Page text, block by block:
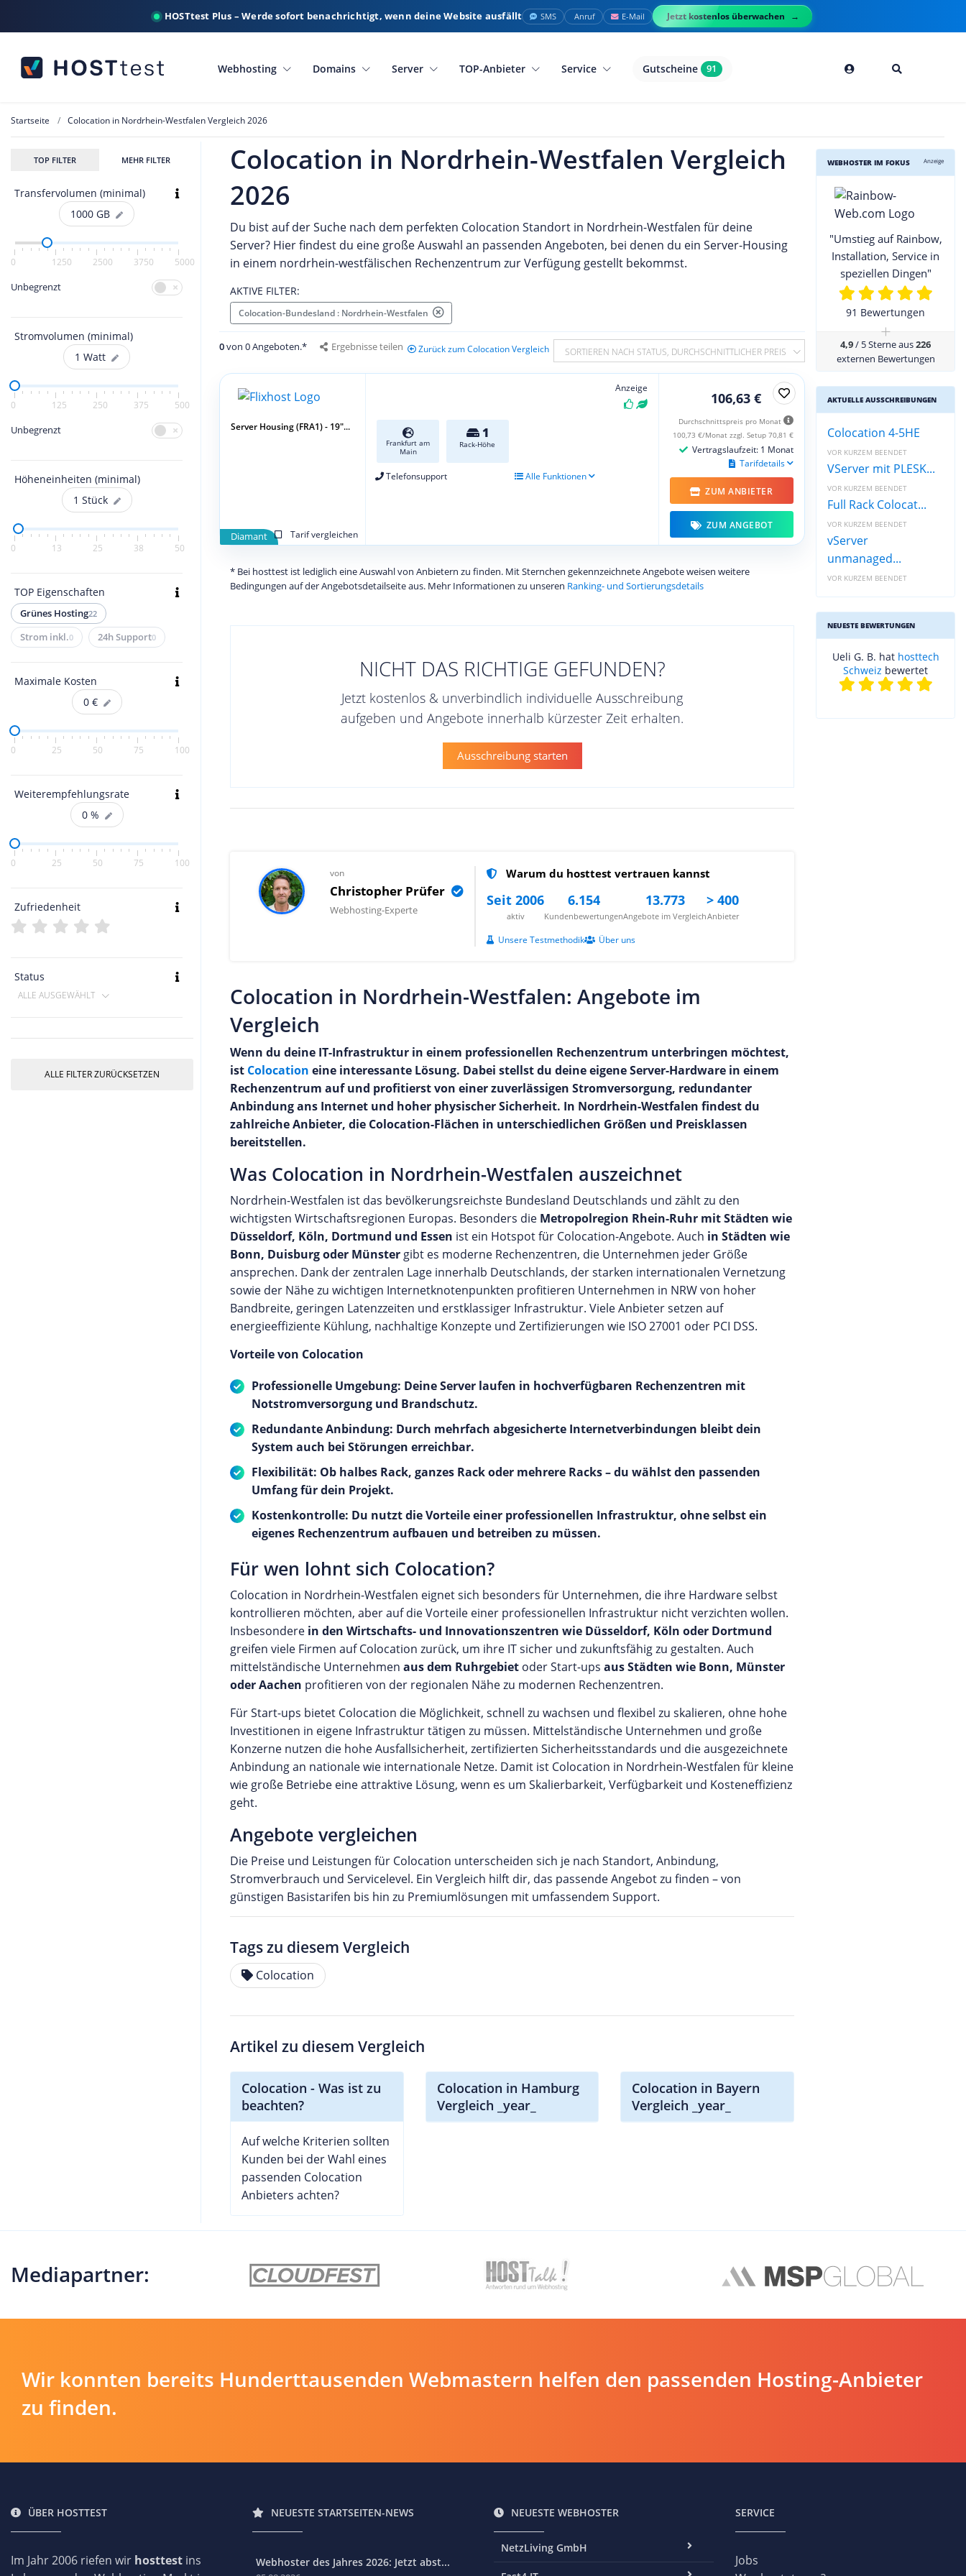
HOSTtest Plus – Werde sofort benachrichtigt, wenn deine Website ausfällt SMS Anruf E-Mail Jetzt kostenlos überwachen
Webhosting Domains Server TOP-Anbieter Service Gutscheine 91
Startseite Colocation in Nordrhein-Westfalen Vergleich 2026
TOP FILTER MEHR FILTER
Transfervolumen (minimal)
1000 GB
0 1250 2500 3750 5000
Unbegrenzt
Stromvolumen (minimal)
1 Watt
0 125 250 375 500
Unbegrenzt
Höheneinheiten (minimal)
1 Stück
0 13 25 38 50
TOP Eigenschaften
Grünes Hosting22
Strom inkl.0 24h Support0
Maximale Kosten
0 €
0 25 50 75 100
Weiterempfehlungsrate
0 %
0 25 50 75 100
Zufriedenheit
Status
ALLE AUSGEWÄHLT
ALLE FILTER ZURÜCKSETZEN
Colocation in Nordrhein-Westfalen Vergleich
2026
Du bist auf der Suche nach dem perfekten Colocation Standort in Nordrhein-Westfalen für deine
Server? Hier findest du eine große Auswahl an passenden Angeboten, bei denen du ein Server-Housing
in einem nordrhein-westfälischen Rechenzentrum zur Verfügung gestellt bekommst.
AKTIVE FILTER:
Colocation-Bundesland : Nordrhein-Westfalen
0von 0 Angeboten.* Ergebnisse teilen Zurück zum Colocation Vergleich SORTIEREN NACH STATUS, DURCHSCHNITTLICHER PREIS
Anzeige
Frankfurt am
Main
1
Rack-Höhe
Telefonsupport Alle Funktionen
Diamant Tarif vergleichen
Server Housing (FRA1) - 19″...
106,63 €
Durchschnittspreis pro Monat
100,73 €/Monat zzgl. Setup 70,81 €
Vertragslaufzeit: 1 Monat
Tarifdetails
ZUM ANBIETER
ZUM ANGEBOT
* Bei hosttest ist lediglich eine Auswahl von Anbietern zu finden. Mit Sternchen gekennzeichnete Angebote weisen weitere
Bedingungen auf der Angebotsdetailseite aus. Mehr Informationen zu unseren Ranking- und Sortierungsdetails
NICHT DAS RICHTIGE GEFUNDEN?
Jetzt kostenlos & unverbindlich individuelle Ausschreibung
aufgeben und Angebote innerhalb kürzester Zeit erhalten.
Ausschreibung starten
von
Christopher Prüfer
Webhosting-Experte
Warum du hosttest vertrauen kannst
Seit 2006
aktiv
6.154
Kundenbewertungen
13.773
Angebote im Vergleich
> 400
Anbieter
Unsere Testmethodik Über uns
Colocation in Nordrhein-Westfalen: Angebote im
Vergleich
Wenn du deine IT-Infrastruktur in einem professionellen Rechenzentrum unterbringen möchtest,
ist Colocation eine interessante Lösung. Dabei stellst du deine eigene Server-Hardware in einem
Rechenzentrum auf und profitierst von einer zuverlässigen Stromversorgung, redundanter
Anbindung ans Internet und hoher physischer Sicherheit. In Nordrhein-Westfalen findest du
zahlreiche Anbieter, die Colocation-Flächen in unterschiedlichen Größen und Preisklassen
bereitstellen.
Was Colocation in Nordrhein-Westfalen auszeichnet
Nordrhein-Westfalen ist das bevölkerungsreichste Bundesland Deutschlands und zählt zu den
wichtigsten Wirtschaftsregionen Europas. Besonders die Metropolregion Rhein-Ruhr mit Städten wie
Düsseldorf, Köln, Dortmund und Essen ist ein Hotspot für Colocation-Angebote. Auch in Städten wie
Bonn, Duisburg oder Münster gibt es moderne Rechenzentren, die Unternehmen jeder Größe
ansprechen. Dank der zentralen Lage innerhalb Deutschlands, der starken internationalen Vernetzung
sowie der Nähe zu wichtigen Internetknotenpunkten profitieren Unternehmen in NRW von hoher
Bandbreite, geringen Latenzzeiten und erstklassiger Infrastruktur. Viele Anbieter setzen auf
energieeffiziente Kühlung, nachhaltige Konzepte und Zertifizierungen wie ISO 27001 oder PCI DSS.
Vorteile von Colocation
Professionelle Umgebung: Deine Server laufen in hochverfügbaren Rechenzentren mit
Notstromversorgung und Brandschutz.
Redundante Anbindung: Durch mehrfach abgesicherte Internetverbindungen bleibt dein
System auch bei Störungen erreichbar.
Flexibilität: Ob halbes Rack, ganzes Rack oder mehrere Racks – du wählst den passenden
Umfang für dein Projekt.
Kostenkontrolle: Du nutzt die Vorteile einer professionellen Infrastruktur, ohne selbst ein
eigenes Rechenzentrum aufbauen und betreiben zu müssen.
Für wen lohnt sich Colocation?
Colocation in Nordrhein-Westfalen eignet sich besonders für Unternehmen, die ihre Hardware selbst
kontrollieren möchten, aber auf die Vorteile einer professionellen Infrastruktur nicht verzichten wollen.
Insbesondere in den Wirtschafts- und Innovationszentren wie Düsseldorf, Köln oder Dortmund
greifen viele Firmen auf Colocation zurück, um ihre IT sicher und zukunftsfähig zu gestalten. Auch
mittelständische Unternehmen aus dem Ruhrgebiet oder Start-ups aus Städten wie Bonn, Münster
oder Aachen profitieren von der regionalen Nähe zu modernen Rechenzentren.
Für Start-ups bietet Colocation die Möglichkeit, schnell zu wachsen und flexibel zu skalieren, ohne hohe
Investitionen in eigene Infrastruktur tätigen zu müssen. Mittelständische Unternehmen und große
Konzerne nutzen die hohe Ausfallsicherheit, zertifizierten Sicherheitsstandards und die ausgezeichnete
Anbindung an nationale wie internationale Netze. Damit ist Colocation in Nordrhein-Westfalen für kleine
wie große Betriebe eine attraktive Lösung, wenn es um Skalierbarkeit, Verfügbarkeit und Kosteneffizienz
geht.
Angebote vergleichen
Die Preise und Leistungen für Colocation unterscheiden sich je nach Standort, Anbindung,
Stromverbrauch und Servicelevel. Ein Vergleich hilft dir, das passende Angebot zu finden – von
günstigen Basistarifen bis hin zu Premiumlösungen mit umfassendem Support.
Tags zu diesem Vergleich
Colocation
Artikel zu diesem Vergleich
Colocation - Was ist zu
beachten?
Auf welche Kriterien sollten
Kunden bei der Wahl eines
passenden Colocation
Anbieters achten?
Colocation in Hamburg
Vergleich _year_
Colocation in Bayern
Vergleich _year_
WEBHOSTER IM FOKUS Anzeige
"Umstieg auf Rainbow,
Installation, Service in
speziellen Dingen"
91 Bewertungen
+
4,9/ 5 Sterne aus226
externen Bewertungen
AKTUELLE AUSSCHREIBUNGEN
Colocation 4-5HE
VOR KURZEM BEENDET
VServer mit PLESK...
VOR KURZEM BEENDET
Full Rack Colocat...
VOR KURZEM BEENDET
vServer
unmanaged...
VOR KURZEM BEENDET
NEUESTE BEWERTUNGEN
Ueli G. B. hat hosttech
Schweiz bewertet
Mediapartner:
Wir konnten bereits Hunderttausenden Webmastern helfen den passenden Hosting-Anbieter
zu finden.
ÜBER HOSTTEST
Im Jahr 2006 riefen wir hosttest ins
NEUESTE STARTSEITEN-NEWS
Webhoster des Jahres 2026: Jetzt abst...
NEUESTE WEBHOSTER
NetzLiving GmbH
SERVICE
Jobs